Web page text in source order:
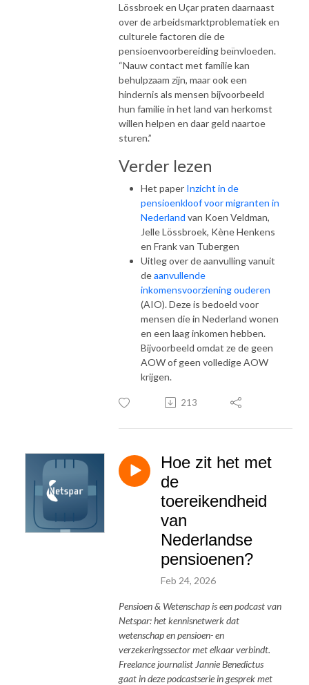
Lössbroek en Uçar praten daarnaast
over de arbeidsmarktproblematiek en
culturele factoren die de
pensioenvoorbereiding beïnvloeden.
“Nauw contact met familie kan
behulpzaam zijn, maar ook een
hindernis als mensen bijvoorbeeld
hun familie in het land van herkomst
willen helpen en daar geld naartoe
sturen.”
Verder lezen
Het paper Inzicht in de
pensioenkloof voor migranten in
Nederland van Koen Veldman,
Jelle Lössbroek, Kène Henkens
en Frank van Tubergen
Uitleg over de aanvulling vanuit
deaanvullende
inkomensvoorziening ouderen
(AIO). Deze is bedoeld voor
mensen die in Nederland wonen
en een laag inkomen hebben.
Bijvoorbeeld omdat ze de geen
AOW of geen volledige AOW
krijgen.
213
Hoe zit het met
de
toereikendheid
van
Nederlandse
pensioenen?
Feb 24, 2026
Pensioen & Wetenschap is een podcast van
Netspar: het kennisnetwerk dat
wetenschap en pensioen- en
verzekeringssector met elkaar verbindt.
Freelance journalist Jannie Benedictus
gaat in deze podcastserie in gesprek met